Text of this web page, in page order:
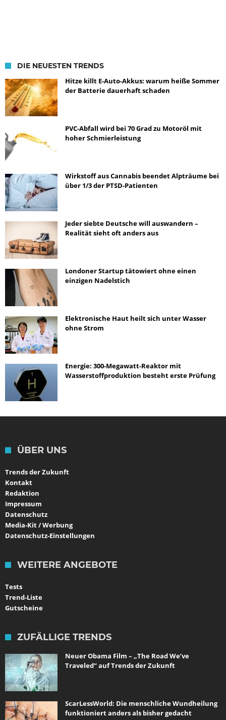
DIE NEUESTEN TRENDS
Hitze killt E-Auto-Akkus: warum heiße Sommer
der Batterie dauerhaft schaden
PVC-Abfall wird bei 70 Grad zu Motoröl mit
hoher Schmierleistung
Wirkstoff aus Cannabis beendet Alpträume bei
über 1/3 der PTSD-Patienten
Jeder siebte Deutsche will auswandern –
Realität sieht oft anders aus
Londoner Startup tätowiert ohne einen
einzigen Nadelstich
Elektronische Haut heilt sich unter Wasser
ohne Strom
Energie: 300-Megawatt-Reaktor mit
Wasserstoffproduktion besteht erste Prüfung
ÜBER UNS
Trends der Zukunft
Kontakt
Redaktion
Impressum
Datenschutz
Media-Kit / Werbung
Datenschutz-Einstellungen
WEITERE ANGEBOTE
Tests
Trend-Liste
Gutscheine
ZUFÄLLIGE TRENDS
Neuer Obama Film – „The Road We’ve
Traveled“ auf Trends der Zukunft
ScarLessWorld: Die menschliche Wundheilung
funktioniert anders als bisher gedacht